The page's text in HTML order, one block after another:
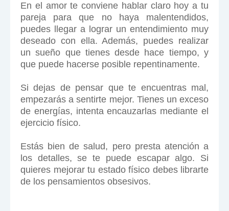
En el amor te conviene hablar claro hoy a tu
pareja para que no haya malentendidos,
puedes llegar a lograr un entendimiento muy
deseado con ella. Además, puedes realizar
un sueño que tienes desde hace tiempo, y
que puede hacerse posible repentinamente.
Si dejas de pensar que te encuentras mal,
empezarás a sentirte mejor. Tienes un exceso
de energías, intenta encauzarlas mediante el
ejercicio físico.
Estás bien de salud, pero presta atención a
los detalles, se te puede escapar algo. Si
quieres mejorar tu estado físico debes librarte
de los pensamientos obsesivos.